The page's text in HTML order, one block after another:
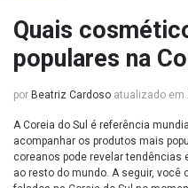
Quais
populares na
por Beatriz Cardoso atualizado em
A Coreia do Sul é referência
acompanhar os produtos mais
coreanos pode revelar
ao resto do mundo. A seguir,